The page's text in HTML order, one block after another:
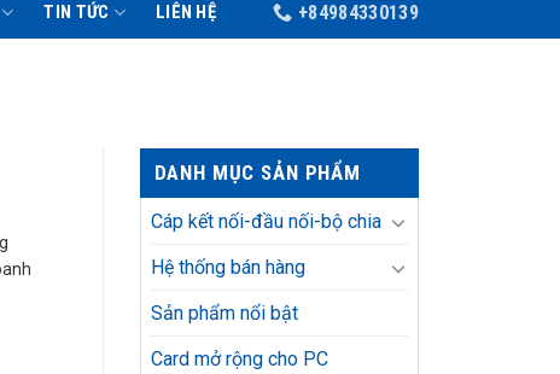
TIN TỨC LIÊN HỆ +84984330139
DANH MỤC SẢN PHẨM
Cáp kết nối-đầu nối-bộ chia
Hệ thống bán hàng
Sản phẩm nổi bật
Card mở rộng cho PC